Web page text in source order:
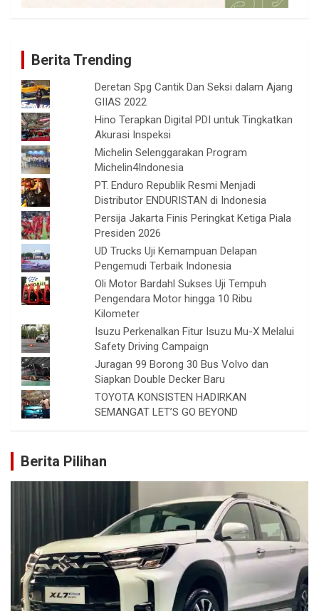
Berita Trending
Deretan Spg Cantik Dan Seksi dalam Ajang
GIIAS 2022
Hino Terapkan Digital PDI untuk Tingkatkan
Akurasi Inspeksi
Michelin Selenggarakan Program
Michelin4Indonesia
PT. Enduro Republik Resmi Menjadi
Distributor ENDURISTAN di Indonesia
Persija Jakarta Finis Peringkat Ketiga Piala
Presiden 2026
UD Trucks Uji Kemampuan Delapan
Pengemudi Terbaik Indonesia
Oli Motor Bardahl Sukses Uji Tempuh
Pengendara Motor hingga 10 Ribu
Kilometer
Isuzu Perkenalkan Fitur Isuzu Mu-X Melalui
Safety Driving Campaign
Juragan 99 Borong 30 Bus Volvo dan
Siapkan Double Decker Baru
TOYOTA KONSISTEN HADIRKAN
SEMANGAT LET’S GO BEYOND
Berita Pilihan